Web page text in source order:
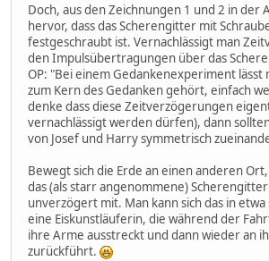
Doch, aus den Zeichnungen 1 und 2 in der
hervor, dass das Scherengitter mit
festgeschraubt ist. Vernachlässigt man
den Impulsübertragungen über das
OP: "Bei einem Gedankenexperiment lässt
zum Kern des Gedanken gehört, einfach
denke dass diese Zeitverzögerungen
vernachlässigt werden dürfen), dann
von Josef und Harry symmetrisch
Bewegt sich die Erde an einen anderen
das (als starr angenommene)
unverzögert mit. Man kann sich das in etwa
eine Eiskunstläuferin, die während der
ihre Arme ausstreckt und dann wieder an
zurückführt.